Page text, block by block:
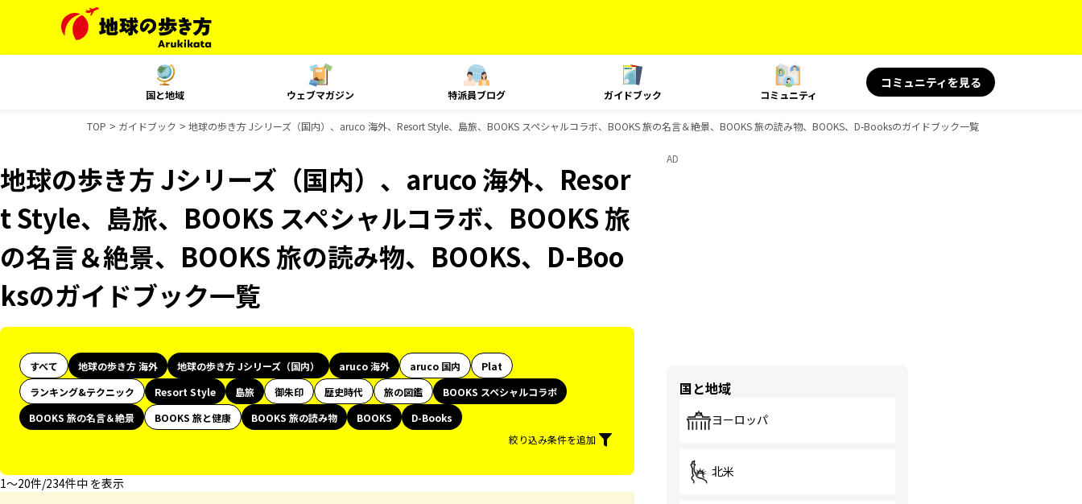
国と地域 ウェブマガジン 特派員ブログ ガイドブック コミュニティ
コミュニティを見る
TOP ガイドブック 地球の歩き方 Jシリーズ（国内）、aruco 海外、Resort Style、島旅、BOOKS スペシャルコラボ、BOOKS 旅の名言＆絶景、BOOKS 旅の読み物、BOOKS、D-Booksのガイドブック一覧
地球の歩き方 Jシリーズ（国内）、aruco 海外、Resor
t Style、島旅、BOOKS スペシャルコラボ、BOOKS 旅
の名言＆絶景、BOOKS 旅の読み物、BOOKS、D-Boo
ksのガイドブック一覧
すべて 地球の歩き方 海外 地球の歩き方 Jシリーズ（国内） aruco 海外 aruco 国内
Plat
ランキング&テクニック
Resort Style 島旅 御朱印 歴史時代 旅の図鑑
BOOKS スペシャルコラボ
BOOKS 旅の名言＆絶景
BOOKS 旅と健康 BOOKS 旅の読み物 BOOKS
D-Books
絞り込み条件を追加
1〜20件/234件中 を表示
AD
国と地域
ヨーロッパ
北米